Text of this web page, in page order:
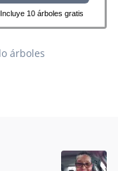
Incluye 10 árboles gratis
árboles